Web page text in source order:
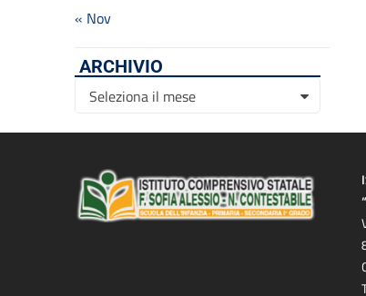
« Nov
ARCHIVIO
Archivio
Seleziona il mese